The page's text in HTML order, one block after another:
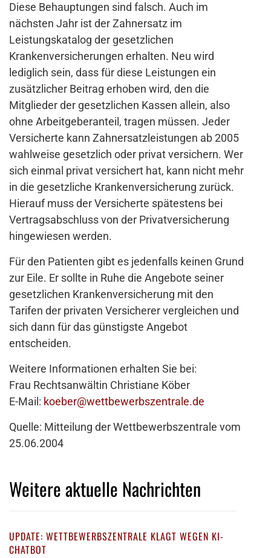
Diese Behauptungen sind falsch. Auch im
nächsten Jahr ist der Zahnersatz im
Leistungskatalog der gesetzlichen
Krankenversicherungen erhalten. Neu wird
lediglich sein, dass für diese Leistungen ein
zusätzlicher Beitrag erhoben wird, den die
Mitglieder der gesetzlichen Kassen allein, also
ohne Arbeitgeberanteil, tragen müssen. Jeder
Versicherte kann Zahnersatzleistungen ab 2005
wahlweise gesetzlich oder privat versichern. Wer
sich einmal privat versichert hat, kann nicht mehr
in die gesetzliche Krankenversicherung zurück.
Hierauf muss der Versicherte spätestens bei
Vertragsabschluss von der Privatversicherung
hingewiesen werden.
Für den Patienten gibt es jedenfalls keinen Grund
zur Eile. Er sollte in Ruhe die Angebote seiner
gesetzlichen Krankenversicherung mit den
Tarifen der privaten Versicherer vergleichen und
sich dann für das günstigste Angebot
entscheiden.
Weitere Informationen erhalten Sie bei:
Frau Rechtsanwältin Christiane Köber
E-Mail: koeber@wettbewerbszentrale.de
Quelle: Mitteilung der Wettbewerbszentrale vom
25.06.2004
Weitere aktuelle Nachrichten
UPDATE: WETTBEWERBSZENTRALE KLAGT WEGEN KI-
CHATBOT